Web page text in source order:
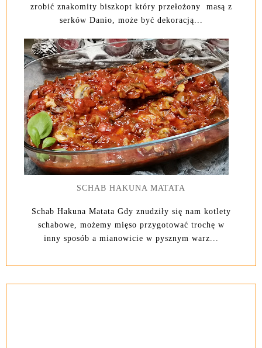
zrobić znakomity biszkopt który przełożony masą z
serków Danio, może być dekoracją...
SCHAB HAKUNA MATATA
Schab Hakuna Matata Gdy znudziły się nam kotlety
schabowe, możemy mięso przygotować trochę w
inny sposób a mianowicie w pysznym warz...